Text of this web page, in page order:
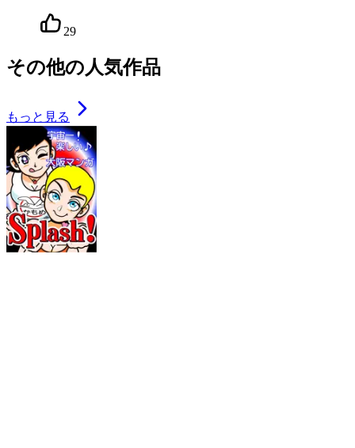
29
その他の人気作品
もっと見る